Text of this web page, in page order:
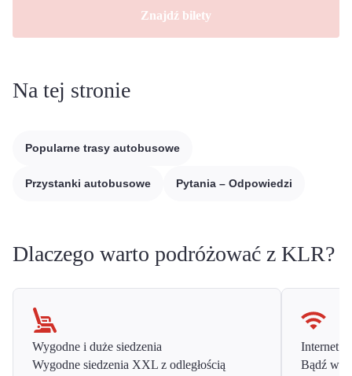
Znajdź bilety
Na tej stronie
Popularne trasy autobusowe
Przystanki autobusowe Pytania – Odpowiedzi
Dlaczego warto podróżować z KLR?
Wygodne i duże siedzenia
Wygodne siedzenia XXL z odległością
Internet
Bądź w